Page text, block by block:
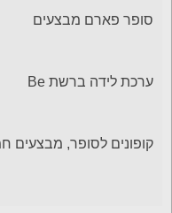
סופר פארם מבצעים
ערכת לידה ברשת Be
קופונים לסופר, מבצעים